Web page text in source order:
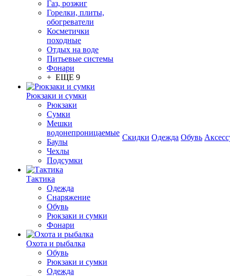
Газ, розжиг
Горелки, плиты,
обогреватели
Косметички
походные
Отдых на воде
Питьевые системы
Фонари
+ ЕЩЕ 9
Рюкзаки и сумки
Рюкзаки
Сумки
Мешки
водонепроницаемые
Баулы
Чехлы
Подсумки
Тактика
Одежда
Снаряжение
Обувь
Рюкзаки и сумки
Фонари
Охота и рыбалка
Обувь
Рюкзаки и сумки
Одежда
Скидки Одежда Обувь